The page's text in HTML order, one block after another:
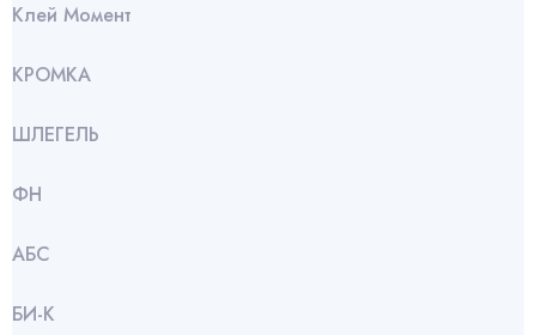
Клей Момент
КРОМКА
ШЛЕГЕЛЬ
ФН
АБС
БИ-К